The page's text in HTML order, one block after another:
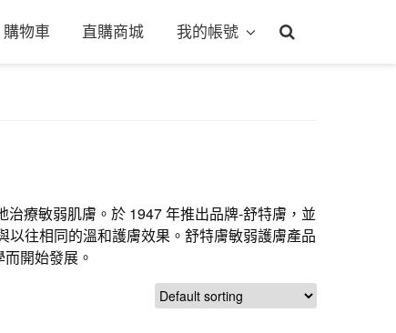
購物車 直購商城 我的帳號
療敏弱肌膚。於 1947 年推出品牌-舒特膚，並
往相同的溫和護膚效果。舒特膚敏弱護膚產品
開始發展。